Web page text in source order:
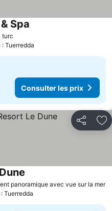
turc
Spa
: Tuerredda
Consulter les prix
Partager
panoramique avec vue sur la mer
Tuerredda